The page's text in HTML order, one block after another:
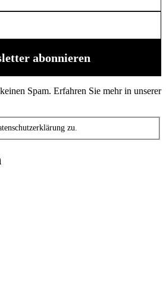
Spam. Erfahren Sie mehr in unserer
zu.